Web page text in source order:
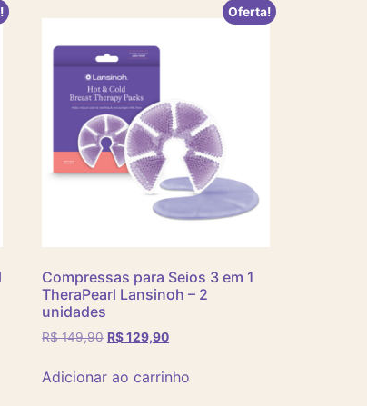
Oferta!
Compressas para Seios 3 em 1
TheraPearl Lansinoh – 2
unidades
R$149,90 R$129,90
Adicionar ao carrinho